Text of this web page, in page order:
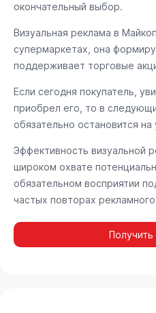
окончательный выбор.
Визуальная реклама в
супермаркетах, она
поддерживает торговые
Если сегодня покупатель,
приобрел его, то в
обязательно остановится
Эффективность визуальной
широком охвате
обязательном восприятии
частых повторах